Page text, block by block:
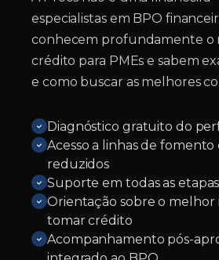
especialistas em BPO
conhecem profundamente o
crédito para PMEs e sabem
e como buscar as melhores
Diagnóstico gratuito do
Acesso a linhas de
reduzidos
Suporte em todas as
Orientação sobre o melhor
tomar crédito
Acompanhamento pós-